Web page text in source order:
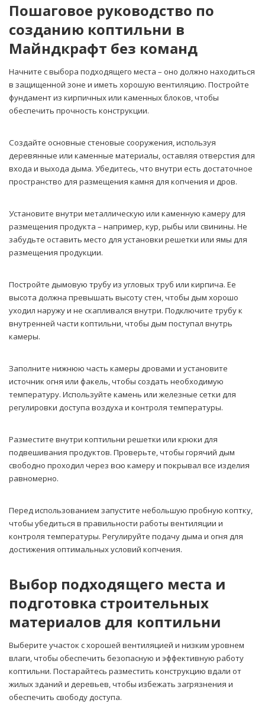
Пошаговое руководство по
созданию коптильни в
Майндкрафт без команд
Начните с выбора подходящего места – оно должно находиться
в защищенной зоне и иметь хорошую вентиляцию. Постройте
фундамент из кирпичных или каменных блоков, чтобы
обеспечить прочность конструкции.
Создайте основные стеновые сооружения, используя
деревянные или каменные материалы, оставляя отверстия для
входа и выхода дыма. Убедитесь, что внутри есть достаточное
пространство для размещения камня для копчения и дров.
Установите внутри металлическую или каменную камеру для
размещения продукта – например, кур, рыбы или свинины. Не
забудьте оставить место для установки решетки или ямы для
размещения продукции.
Постройте дымовую трубу из угловых труб или кирпича. Ее
высота должна превышать высоту стен, чтобы дым хорошо
уходил наружу и не скапливался внутри. Подключите трубу к
внутренней части коптильни, чтобы дым поступал внутрь
камеры.
Заполните нижнюю часть камеры дровами и установите
источник огня или факель, чтобы создать необходимую
температуру. Используйте камень или железные сетки для
регулировки доступа воздуха и контроля температуры.
Разместите внутри коптильни решетки или крюки для
подвешивания продуктов. Проверьте, чтобы горячий дым
свободно проходил через всю камеру и покрывал все изделия
равномерно.
Перед использованием запустите небольшую пробную коптку,
чтобы убедиться в правильности работы вентиляции и
контроля температуры. Регулируйте подачу дыма и огня для
достижения оптимальных условий копчения.
Выбор подходящего места и
подготовка строительных
материалов для коптильни
Выберите участок с хорошей вентиляцией и низким уровнем
влаги, чтобы обеспечить безопасную и эффективную работу
коптильни. Постарайтесь разместить конструкцию вдали от
жилых зданий и деревьев, чтобы избежать загрязнения и
обеспечить свободу доступа.